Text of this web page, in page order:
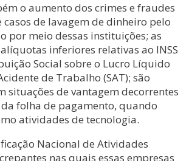
o aumento dos crimes e fraudes
de lavagem de dinheiro pelo
por meio dessas instituições; as
inferiores relativas ao INSS
Social sobre o Lucro Líquido
de Trabalho (SAT); são
situações de vantagem decorrentes
folha de pagamento, quando
atividades de tecnologia.
Nacional de Atividades
nas quais essas empresas